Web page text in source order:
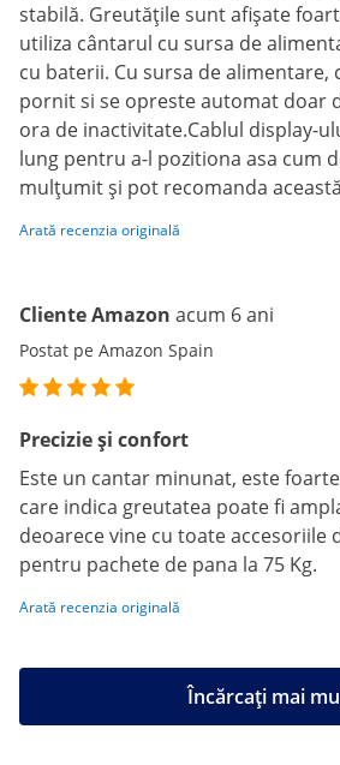
stabilă. Greutățile sunt afișate
utiliza cântarul cu sursa de
cu baterii. Cu sursa de alimentare,
pornit si se opreste automat doar
ora de inactivitate.Cablul display-
lung pentru a-l pozitiona asa cum
mulțumit și pot recomanda
Arată recenzia originală
Cliente Amazon acum 6 ani
Postat pe Amazon Spain
Precizie și confort
Este un cantar minunat, este
care indica greutatea poate fi
deoarece vine cu toate accesoriile
pentru pachete de pana la 75 Kg.
Arată recenzia originală
Încărcați mai